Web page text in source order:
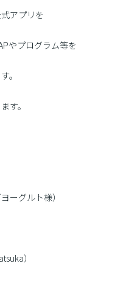
アプリを
やプログラム等を
。
す。
ーグルト様）
）